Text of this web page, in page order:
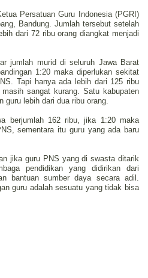
Persatuan Guru Indonesia (PGRI)
Bandung. Jumlah tersebut setelah
dari 72 ribu orang diangkat menjadi
jumlah murid di seluruh Jawa Barat
1:20 maka diperlukan sekitat
Tapi hanya ada lebih dari 125 ribu
sangat kurang. Satu kabupaten
guru lebih dari dua ribu orang.
berjumlah 162 ribu, jika 1:20 maka
sementara itu guru yang ada baru
jika guru PNS yang di swasta ditarik
pendidikan yang didirikan dari
bantuan sumber daya secara adil.
guru adalah sesuatu yang tidak bisa